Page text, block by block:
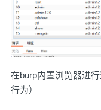
在burp内置浏览器进
行为）